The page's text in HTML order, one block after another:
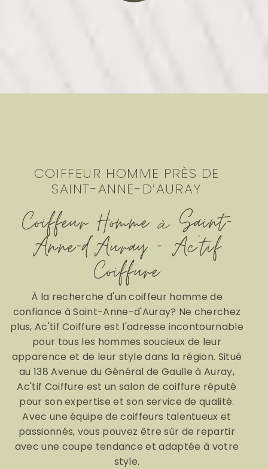
COIFFEUR HOMME PRÈS DE
SAINT-ANNE-D’AURAY
Coiffeur Homme à Saint-
Anne-d’Auray - Ac'tif
Coiffure
À la recherche d'un coiffeur homme de
confiance à Saint-Anne-d'Auray? Ne cherchez
plus, Ac'tif Coiffure est l'adresse incontournable
pour tous les hommes soucieux de leur
apparence et de leur style dans la région. Situé
au 138 Avenue du Général de Gaulle à Auray,
Ac'tif Coiffure est un salon de coiffure réputé
pour son expertise et son service de qualité.
Avec une équipe de coiffeurs talentueux et
passionnés, vous pouvez être sûr de repartir
avec une coupe tendance et adaptée à votre
style.